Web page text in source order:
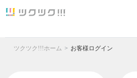
ツクツク!!!ホーム お客様ログイン